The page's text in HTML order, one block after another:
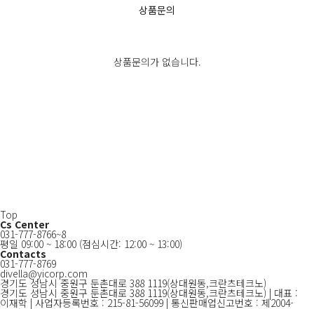
상품문의
상품문의가 없습니다.
Top
Cs Center
031-777-8766~8
평일 09:00 ~ 18:00 (점심시간: 12:00 ~ 13:00)
Contacts
031-777-8769
divella@yicorp.com
경기도 성남시 중원구 둔촌대로 388 1119(상대원동,크란츠테크노)
경기도 성남시 중원구 둔촌대로 388 1119(상대원동,크란츠테크노) | 대표 :
이재학 | 사업자등록번호 : 215-81-56099 | 통신판매업신고번호 : 제2004-